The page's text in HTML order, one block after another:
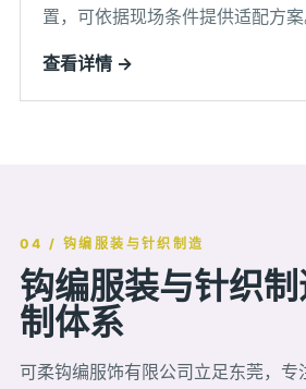
置，可依据现场条件提供适配方案
查看详情 →
04 / 钩编服装与针织制造
钩编服装与针织制
制体系
可柔钩编服饰有限公司立足东莞，专